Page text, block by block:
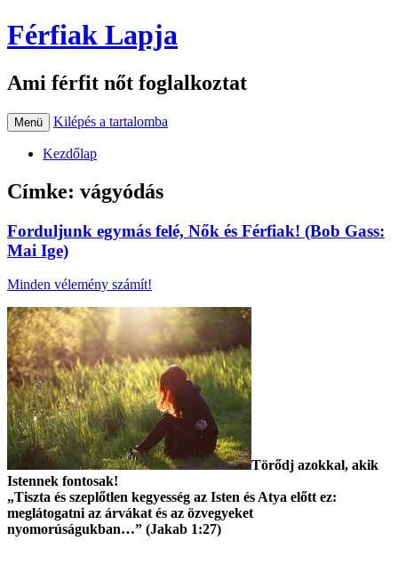
Férfiak Lapja
Ami férfit nőt foglalkoztat
Menü Kilépés a tartalomba
Kezdőlap
Címke: vágyódás
Forduljunk egymás felé, Nők és Férfiak! (Bob Gass:
Mai Ige)
Minden vélemény számít!
Törődj azokkal, akik
Istennek fontosak!
„Tiszta és szeplőtlen kegyesség az Isten és Atya előtt ez:
meglátogatni az árvákat és az özvegyeket
nyomorúságukban…” (Jakab 1:27)